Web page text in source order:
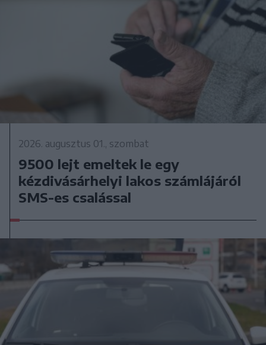
2026. augusztus 01., szombat
9500 lejt emeltek le egy
kézdivásárhelyi lakos számlájáról
SMS-es csalással